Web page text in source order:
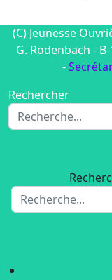
(C) Jeunesse
G. Rodenbach -
-
Rechercher